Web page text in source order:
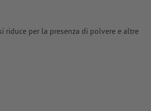
riduce per la presenza di polvere e altre
che potrebbero compromettere la